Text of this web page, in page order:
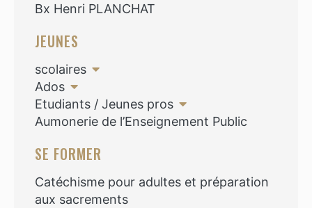
Bx Henri PLANCHAT
JEUNES
scolaires
Ados
Etudiants / Jeunes pros
Aumonerie de l’Enseignement Public
SE FORMER
Catéchisme pour adultes et préparation
aux sacrements